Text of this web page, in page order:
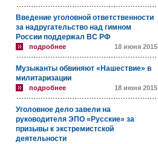
Введение уголовной ответственности
за надругательство над гимном
России поддержал ВС РФ
подробнее 18 июня 2015
Музыканты обвиняют «Нашествие» в
милитаризации
подробнее 18 июня 2015
Уголовное дело завели на
руководителя ЭПО «Русские» за
призывы к экстремистской
деятельности